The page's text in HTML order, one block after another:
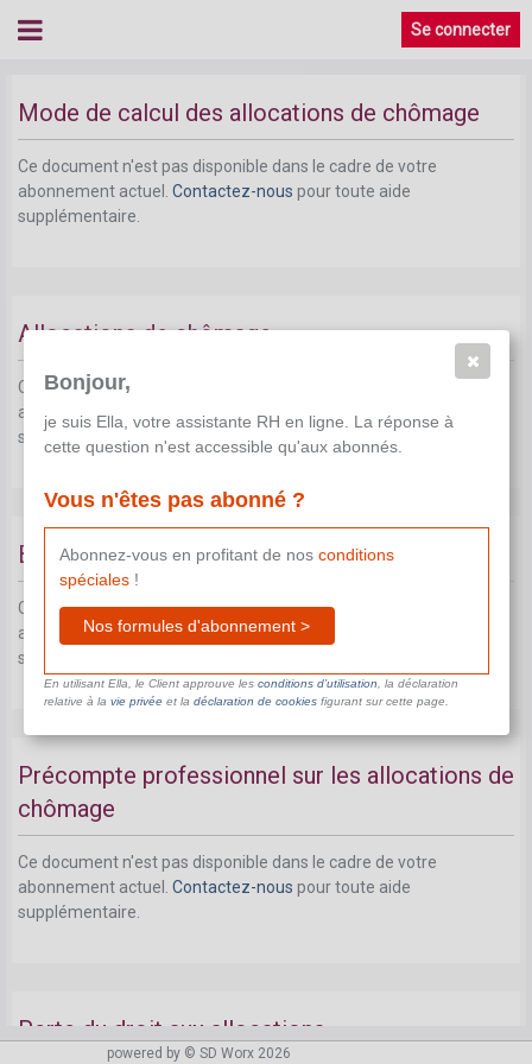
Se connecter
Allocation de chômage en fonction de la date de
Mode de calcul des allocations de chômage
Ce document n'est pas disponible dans le cadre de votre
abonnement actuel. Contactez-nous pour toute aide
supplémentaire.
Allocations de chômage
Ce document n'est pas disponible dans le cadre de votre
abonnement actuel.
Contactez-nous
pour toute aide
supplémentaire.
Base de calcul de l'allocation de chômage
Ce document n'est pas disponible dans le cadre de votre
abonnement actuel.Contactez-nouspour toute aide
supplémentaire.
Précompte professionnel sur les allocations de
chômage
Ce document n'est pas disponible dans le cadre de votre
abonnement actuel. Contactez-nous pour toute aide
supplémentaire.
Perte du droit aux allocations
powered by © SD Worx 2026
Bonjour,
je suis Ella, votre assistante RH en ligne. La réponse à
cette question n'est accessible qu'aux abonnés.
Vous n'êtes pas abonné ?
Abonnez-vous en profitant de nos conditions
spéciales!
Nos formules d'abonnement >
En utilisant Ella, le Client approuve les conditions d’utilisation , la déclaration
relative à la vie privéeet la déclaration de cookiesfigurant sur cette page.